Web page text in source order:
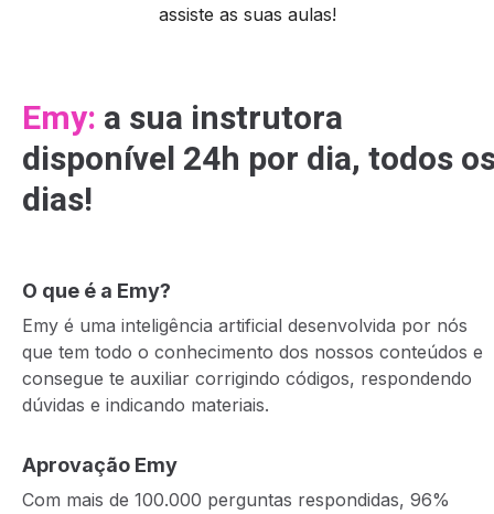
assiste as suas aulas!
Emy: a sua instrutora
disponível 24h por dia, todos
dias!
O que é a Emy?
Emy é uma inteligência artificial desenvolvida por nós
que tem todo o conhecimento dos nossos conteúdos e
consegue te auxiliar corrigindo códigos, respondendo
dúvidas e indicando materiais.
Aprovação Emy
Com mais de 100.000 perguntas respondidas, 96%